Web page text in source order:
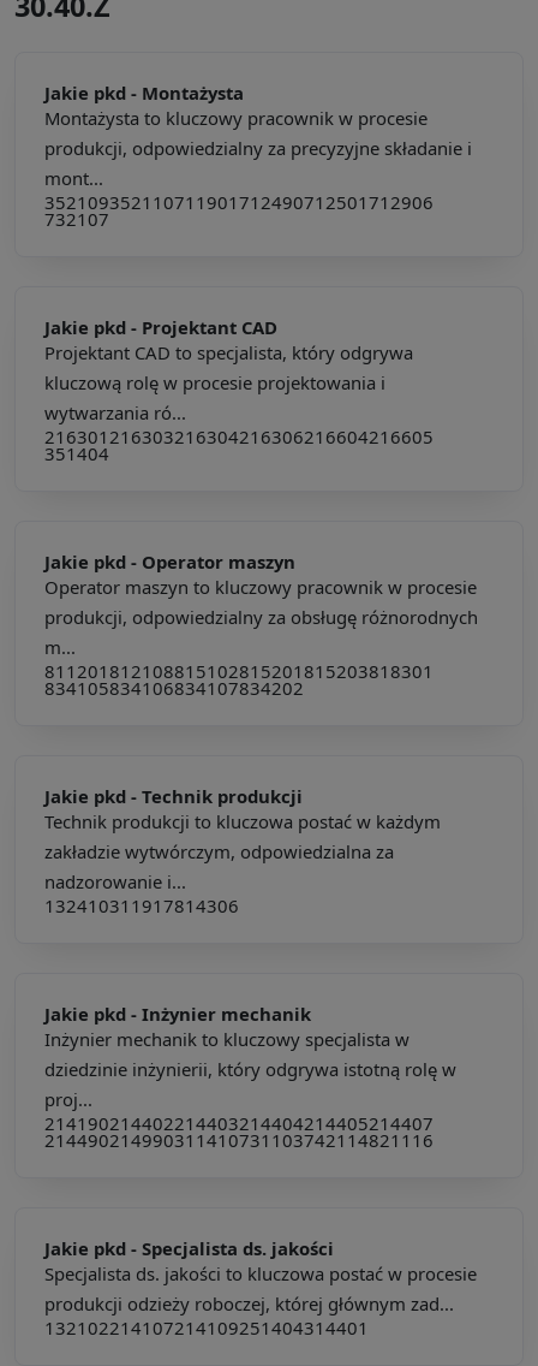
Jakie pkd - Montażysta
Montażysta to kluczowy pracownik w procesie
produkcji, odpowiedzialny za precyzyjne składanie i
mont...
352109352110711901712490712501712906
732107
Jakie pkd - Projektant CAD
Projektant CAD to specjalista, który odgrywa
kluczową rolę w procesie projektowania i
wytwarzania ró...
216301 216303216304216306216604216605
351404
Jakie pkd - Operator maszyn
Operator maszyn to kluczowy pracownik w procesie
produkcji, odpowiedzialny za obsługę różnorodnych
m...
811201812108815102815201815203818301
834105834106834107834202
Jakie pkd - Technik produkcji
Technik produkcji to kluczowa postać w każdym
zakładzie wytwórczym, odpowiedzialna za
nadzorowanie i...
132410311917814306
Jakie pkd - Inżynier mechanik
Inżynier mechanik to kluczowy specjalista w
dziedzinie inżynierii, który odgrywa istotną rolę w
proj...
214190214402214403214404214405214407
214490214990311410731103742114821116
Jakie pkd - Specjalista ds. jakości
Specjalista ds. jakości to kluczowa postać w procesie
produkcji odzieży roboczej, której głównym zad...
132102214107214109251404314401